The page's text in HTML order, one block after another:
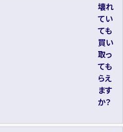
壊れ
てい
ても
買い
取っ
ても
らえ
ます
か？